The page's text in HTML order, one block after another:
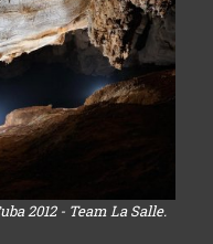
2012 - Team La Salle.